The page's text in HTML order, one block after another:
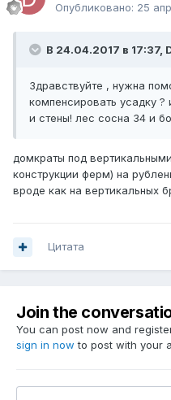
Опубликовано: 25
В 24.04.2017 в 17:37,
Здравствуйте , нужна
компенсировать усадку
и стены! лес сосна 34 и
домкраты под
конструкции ферм) на
вроде как на вертикальных
Цитата
Join the
You can post now and
sign in now to post with your